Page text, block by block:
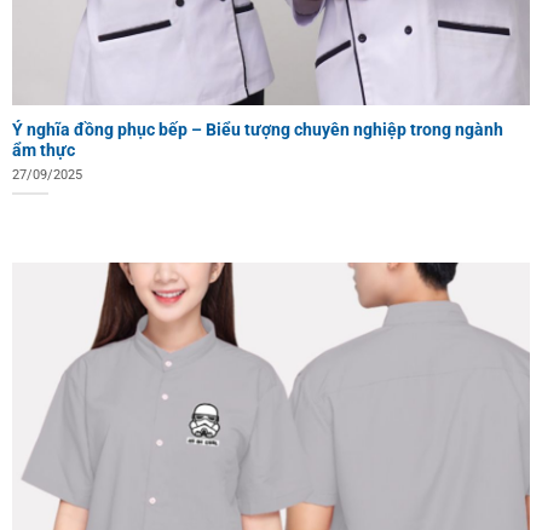
Ý nghĩa đồng phục bếp – Biểu tượng chuyên nghiệp trong ngành
ẩm thực
27/09/2025